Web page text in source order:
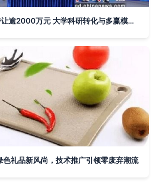
华工教授技术转让逾2000万元 大学科研转化与多赢模式探析
色礼品新风尚，技术推广引领零废弃潮流